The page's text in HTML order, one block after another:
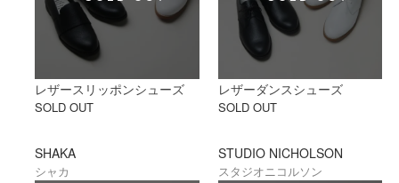
レザースリッポンシューズ
SOLD OUT
レザーダンスシューズ
SOLD OUT
SHAKA
シャカ
STUDIO NICHOLSON
スタジオニコルソン